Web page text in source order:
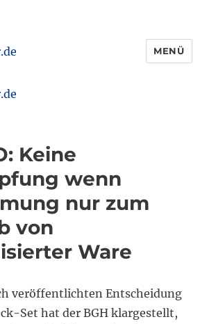
MENÜ
Keine
wenn
nur zum
von
Ware
veröffentlichten Entscheidung
Set hat der BGH klargestellt,